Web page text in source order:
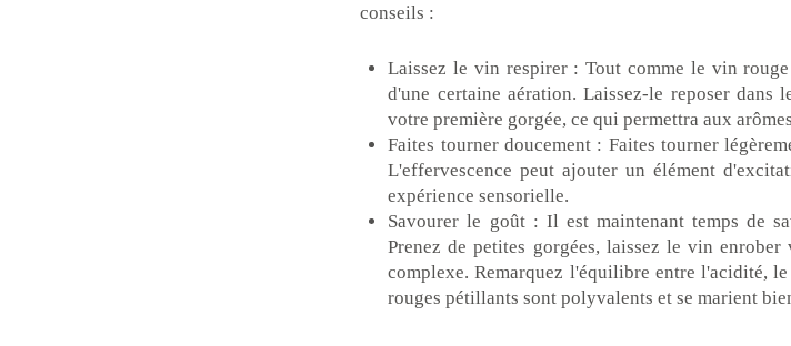
conseils :
Laissez le vin respirer : Tout comme le vin
d'une certaine aération. Laissez-le reposer dans
votre première gorgée, ce qui permettra aux
Faites tourner doucement : Faites tourner
L'effervescence peut ajouter un élément
expérience sensorielle.
Savourer le goût : Il est maintenant temps de
Prenez de petites gorgées, laissez le vin
complexe. Remarquez l'équilibre entre l'acidité,
rouges pétillants sont polyvalents et se marient